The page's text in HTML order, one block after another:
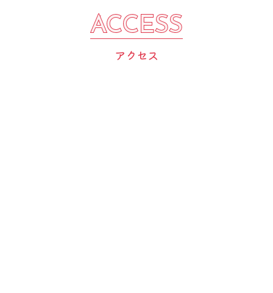
ACCESS
ACCESS
アクセス